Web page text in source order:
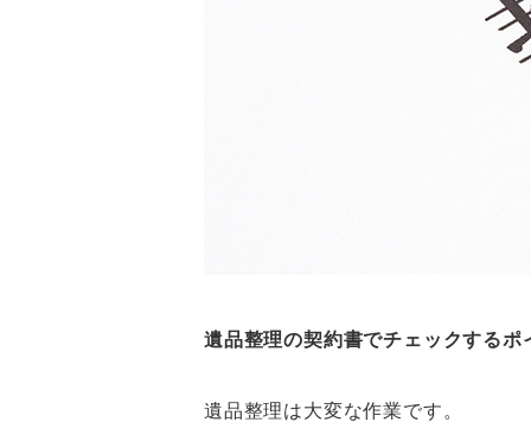
遺品整理の契約書でチェックするポ
遺品整理は大変な作業です。